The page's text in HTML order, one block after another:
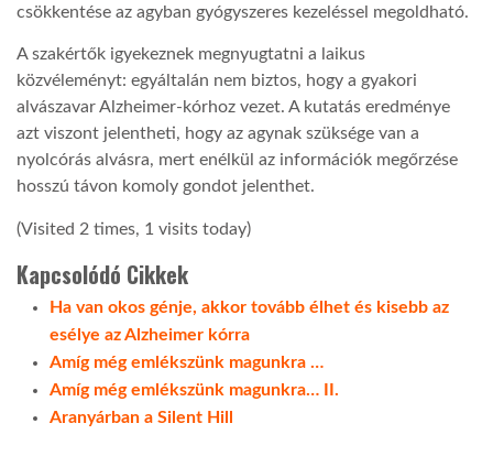
csökkentése az agyban gyógyszeres kezeléssel megoldható.
A szakértők igyekeznek megnyugtatni a laikus
közvéleményt: egyáltalán nem biztos, hogy a gyakori
alvászavar Alzheimer-kórhoz vezet. A kutatás eredménye
azt viszont jelentheti, hogy az agynak szüksége van a
nyolcórás alvásra, mert enélkül az információk megőrzése
hosszú távon komoly gondot jelenthet.
(Visited 2 times, 1 visits today)
Kapcsolódó Cikkek
Ha van okos génje, akkor tovább élhet és kisebb az
esélye az Alzheimer kórra
Amíg még emlékszünk magunkra …
Amíg még emlékszünk magunkra… II.
Aranyárban a Silent Hill